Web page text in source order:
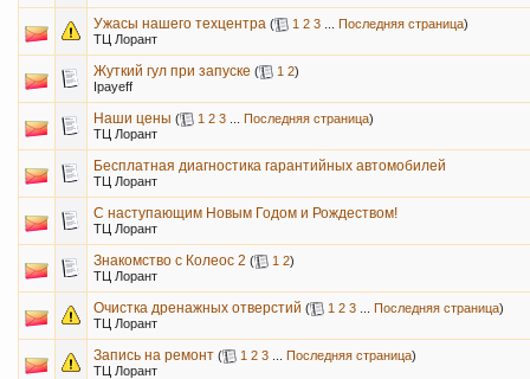
Ужасы нашего техцентра ( 1 2 3 Последняя страница)
ТЦ Лорант
Жуткий гул при запуске ( 1 2)
Ipayeff
Наши цены ( 1 2 3 Последняя страница)
ТЦ Лорант
Бесплатная диагностика гарантийных автомобилей
ТЦ Лорант
С наступающим Новым Годом и Рождеством!
ТЦ Лорант
Знакомство с Колеос 2 ( 1 2)
ТЦ Лорант
Очистка дренажных отверстий ( 1 2 3 Последняя страница)
ТЦ Лорант
Запись на ремонт ( 1 2 3 Последняя страница)
ТЦ Лорант